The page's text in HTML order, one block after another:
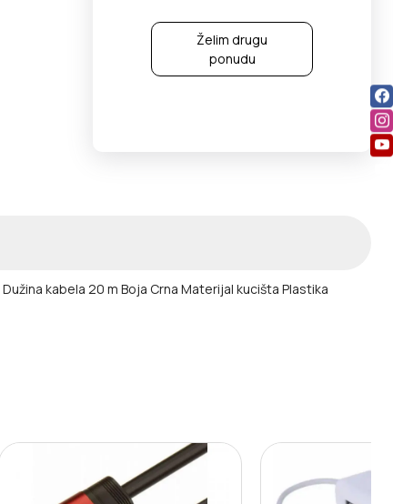
Želim drugu
ponudu
Dužina kabela 20 m Boja Crna Materijal kucišta Plastika